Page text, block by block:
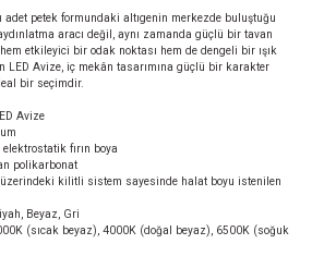
adet petek formundaki altıgenin merkezde buluştuğu
aracı değil, aynı zamanda güçlü bir tavan
etkileyici bir odak noktası hem de dengeli bir ışık
LED Avize, iç mekân tasarımına güçlü bir karakter
bir seçimdir.
Avize
elektrostatik fırın boya
polikarbonat
üzerindeki kilitli sistem sayesinde halat boyu istenilen
Beyaz, Gri
(sıcak beyaz), 4000K (doğal beyaz), 6500K (soğuk